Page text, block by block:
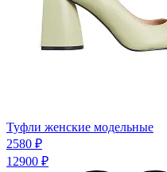
Туфли женские модельные
2580 ₽
12900 ₽